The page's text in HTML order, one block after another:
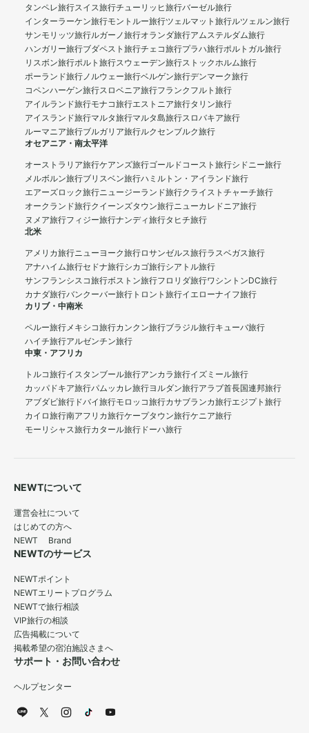
タンペレ旅行スイス旅行チューリッヒ旅行バーゼル旅行
インターラーケン旅行モントルー旅行ツェルマット旅行ルツェルン旅行
サンモリッツ旅行ルガーノ旅行オランダ旅行アムステルダム旅行
ハンガリー旅行ブダペスト旅行チェコ旅行プラハ旅行ポルトガル旅行
リスボン旅行ポルト旅行スウェーデン旅行ストックホルム旅行
ポーランド旅行ノルウェー旅行ベルゲン旅行デンマーク旅行
コペンハーゲン旅行スロベニア旅行フランクフルト旅行
アイルランド旅行モナコ旅行エストニア旅行タリン旅行
アイスランド旅行マルタ旅行マルタ島旅行スロバキア旅行
ルーマニア旅行ブルガリア旅行ルクセンブルク旅行
オセアニア・南太平洋
オーストラリア旅行ケアンズ旅行ゴールドコースト旅行シドニー旅行
メルボルン旅行ブリスベン旅行ハミルトン・アイランド旅行
エアーズロック旅行ニュージーランド旅行クライストチャーチ旅行
オークランド旅行クイーンズタウン旅行ニューカレドニア旅行
ヌメア旅行フィジー旅行ナンディ旅行タヒチ旅行
北米
アメリカ旅行ニューヨーク旅行ロサンゼルス旅行ラスベガス旅行
アナハイム旅行セドナ旅行シカゴ旅行シアトル旅行
サンフランシスコ旅行ボストン旅行フロリダ旅行ワシントンDC旅行
カナダ旅行バンクーバー旅行 トロント旅行イエローナイフ旅行
カリブ・中南米
ペルー旅行メキシコ旅行カンクン旅行ブラジル旅行キューバ旅行
ハイチ旅行アルゼンチン旅行
中東・アフリカ
トルコ旅行イスタンブール旅行アンカラ旅行イズミール旅行
カッパドキア旅行パムッカレ旅行ヨルダン旅行アラブ首長国連邦旅行
アブダビ旅行 ドバイ旅行モロッコ旅行カサブランカ旅行エジプト旅行
カイロ旅行南アフリカ旅行ケープタウン旅行ケニア旅行
モーリシャス旅行カタール旅行 ドーハ旅行
NEWTについて
運営会社について
はじめての方へ
NEWT Brand
NEWTのサービス
NEWTポイント
NEWTエリートプログラム
NEWTで旅行相談
VIP旅行の相談
広告掲載について
掲載希望の宿泊施設さまへ
サポート・お問い合わせ
ヘルプセンター